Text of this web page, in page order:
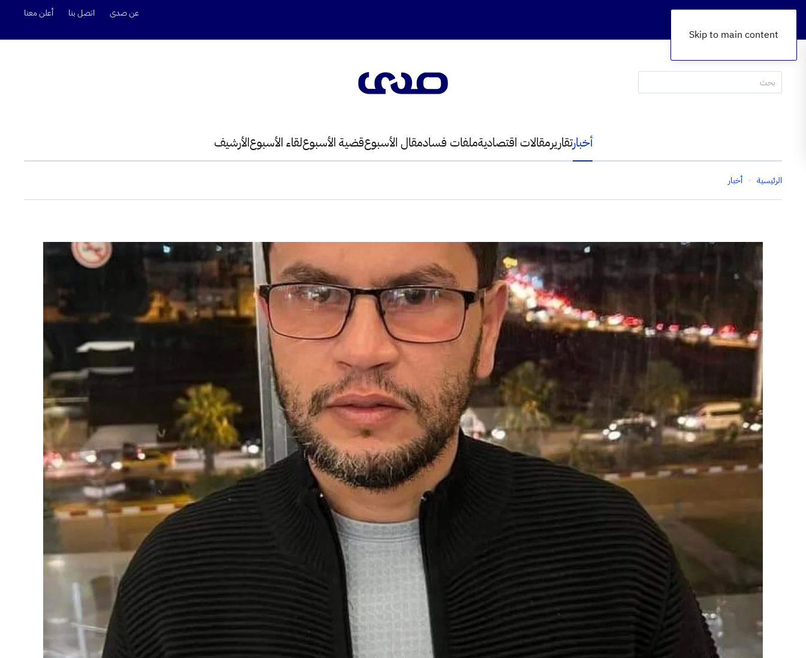
Skip to main content
عن صدى اتصل بنا أعلن معنا
أخبارتقاريرمقالات اقتصاديةملفات فسادمقال الأسبوعقضية الأسبوعلقاء الأسبوعالأرشيف
الرئيسية أخبار